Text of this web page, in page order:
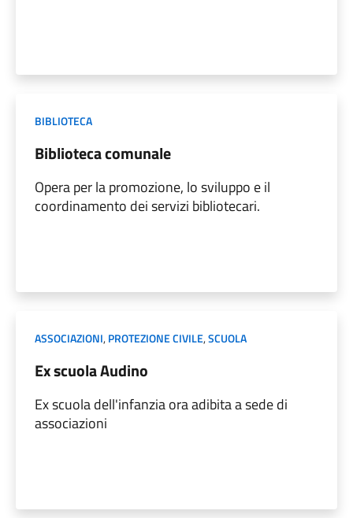
BIBLIOTECA
Biblioteca comunale
Opera per la promozione, lo sviluppo e il
coordinamento dei servizi bibliotecari.
ASSOCIAZIONI,PROTEZIONE CIVILE,SCUOLA
Ex scuola Audino
Ex scuola dell'infanzia ora adibita a sede di
associazioni